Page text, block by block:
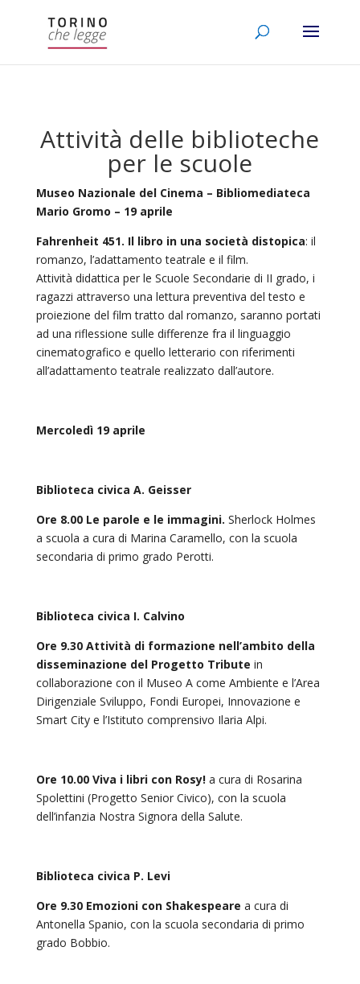
Attività delle biblioteche
per le scuole
Museo Nazionale del Cinema – Bibliomediateca
Mario Gromo – 19 aprile
Fahrenheit 451. Il libro in una società distopica: il
romanzo, l’adattamento teatrale e il film.
Attività didattica per le Scuole Secondarie di II grado, i
ragazzi attraverso una lettura preventiva del testo e
proiezione del film tratto dal romanzo, saranno portati
ad una riflessione sulle differenze fra il linguaggio
cinematografico e quello letterario con riferimenti
all’adattamento teatrale realizzato dall’autore.
Mercoledì 19 aprile
Biblioteca civica A. Geisser
Ore 8.00 Le parole e le immagini. Sherlock Holmes
a scuola a cura di Marina Caramello, con la scuola
secondaria di primo grado Perotti.
Biblioteca civica I. Calvino
Ore 9.30 Attività di formazione nell’ambito della
disseminazione del Progetto Tribute in
collaborazione con il Museo A come Ambiente e l’Area
Dirigenziale Sviluppo, Fondi Europei, Innovazione e
Smart City e l’Istituto comprensivo Ilaria Alpi.
Ore 10.00 Viva i libri con Rosy!a cura di Rosarina
Spolettini (Progetto Senior Civico), con la scuola
dell’infanzia Nostra Signora della Salute.
Biblioteca civica P. Levi
Ore 9.30 Emozioni con Shakespeare a cura di
Antonella Spanio, con la scuola secondaria di primo
grado Bobbio.